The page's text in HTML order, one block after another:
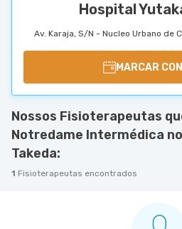
Hospital
Av. Karaja, S/N - Nucleo Urbano de
MARCAR
Nossos Fisioterapeutas
Notredame Intermédica
Takeda:
1 Fisioterapeutas encontrados